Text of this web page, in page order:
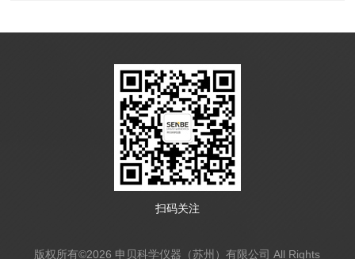
扫码关注
版权所有©2026 申贝科学仪器（苏州）有限公司 All Rights